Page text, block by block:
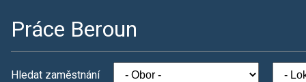
Práce Beroun
Hledat zaměstnání